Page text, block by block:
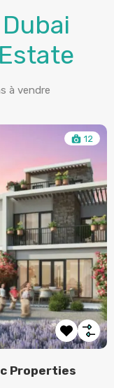
à vendre
House by